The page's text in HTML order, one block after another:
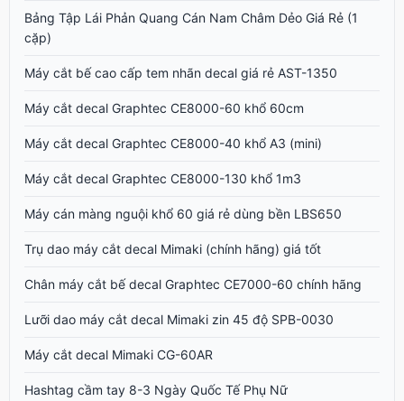
Bảng Tập Lái Phản Quang Cán Nam Châm Dẻo Giá Rẻ (1
cặp)
Máy cắt bế cao cấp tem nhãn decal giá rẻ AST-1350
Máy cắt decal Graphtec CE8000-60 khổ 60cm
Máy cắt decal Graphtec CE8000-40 khổ A3 (mini)
Máy cắt decal Graphtec CE8000-130 khổ 1m3
Máy cán màng nguội khổ 60 giá rẻ dùng bền LBS650
Trụ dao máy cắt decal Mimaki (chính hãng) giá tốt
Chân máy cắt bế decal Graphtec CE7000-60 chính hãng
Lưỡi dao máy cắt decal Mimaki zin 45 độ SPB-0030
Máy cắt decal Mimaki CG-60AR
Hashtag cầm tay 8-3 Ngày Quốc Tế Phụ Nữ